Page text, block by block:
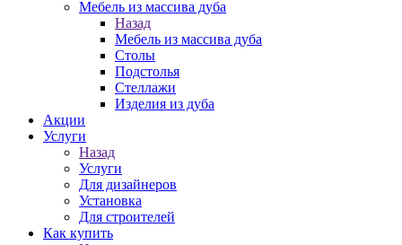
Мебель из массива дуба
Назад
Мебель из массива дуба
Столы
Подстолья
Стеллажи
Изделия из дуба
Акции
Услуги
Назад
Услуги
Для дизайнеров
Установка
Для строителей
Как купить